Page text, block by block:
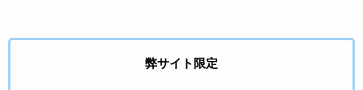
弊サイト限定